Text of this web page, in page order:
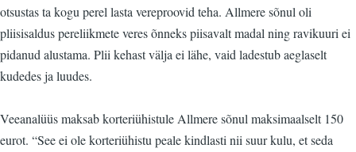
otsustas ta kogu perel lasta vereproovid teha. Allmere sõnul oli
pliisisaldus pereliikmete veres õnneks piisavalt madal ning ravikuuri ei
pidanud alustama. Plii kehast välja ei lähe, vaid ladestub aeglaselt
kudedes ja luudes.
Veeanalüüs maksab korteriühistule Allmere sõnul maksimaalselt 150
eurot. “See ei ole korteriühistu peale kindlasti nii suur kulu, et seda